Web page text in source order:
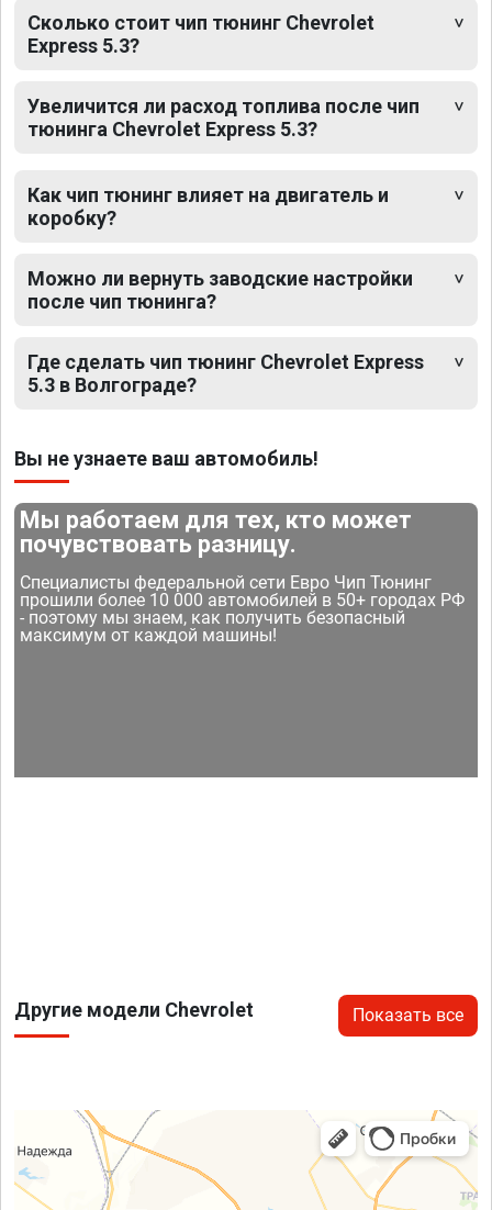
Сколько стоит чип тюнинг Chevrolet
Express 5.3?
Увеличится ли расход топлива после чип
тюнинга Chevrolet Express 5.3?
Как чип тюнинг влияет на двигатель и
коробку?
Можно ли вернуть заводские настройки
после чип тюнинга?
Где сделать чип тюнинг Chevrolet Express
5.3 в Волгограде?
Вы не узнаете ваш автомобиль!
Мы работаем для тех, кто может
почувствовать разницу.
Специалисты федеральной сети Евро Чип Тюнинг
прошили более 10 000 автомобилей в 50+ городах РФ
- поэтому мы знаем, как получить безопасный
максимум от каждой машины!
Другие модели Chevrolet Показать все